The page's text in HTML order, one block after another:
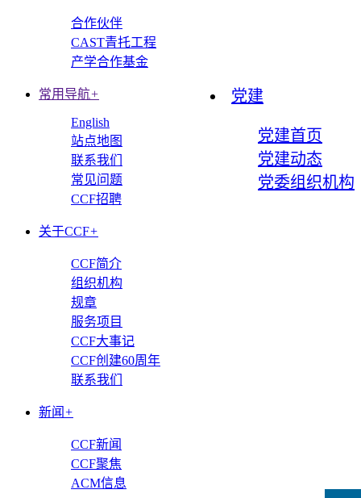
合作伙伴
CAST青托工程
产学合作基金
党建
党建首页
党建动态
党委组织机构
常用导航+
English
站点地图
联系我们
常见问题
CCF招聘
关于CCF+
CCF简介
组织机构
规章
服务项目
CCF大事记
CCF创建60周年
联系我们
新闻 +
CCF新闻
CCF聚焦
ACM信息